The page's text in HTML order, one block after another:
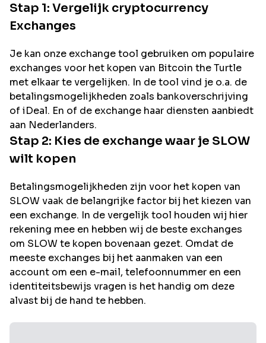
Stap 1: Vergelijk cryptocurrency
Exchanges
Je kan onze exchange tool gebruiken om populaire
exchanges voor het kopen van Bitcoin the Turtle
met elkaar te vergelijken. In de tool vind je o.a. de
betalingsmogelijkheden zoals bankoverschrijving
of iDeal. En of de exchange haar diensten aanbiedt
aan Nederlanders.
Stap 2: Kies de exchange waar je SLOW
wilt kopen
Betalingsmogelijkheden zijn voor het kopen van
SLOW vaak de belangrijke factor bij het kiezen van
een exchange. In de vergelijk tool houden wij hier
rekening mee en hebben wij de beste exchanges
om SLOW te kopen bovenaan gezet. Omdat de
meeste exchanges bij het aanmaken van een
account om een e-mail, telefoonnummer en een
identiteitsbewijs vragen is het handig om deze
alvast bij de hand te hebben.